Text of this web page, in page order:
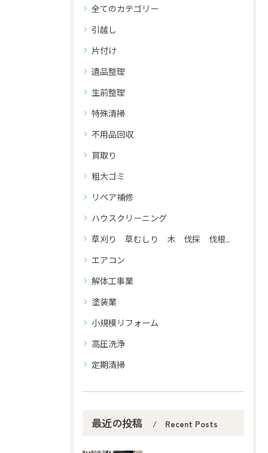
全てのカテゴリー
引越し
片付け
遺品整理
生前整理
特殊清掃
不用品回収
買取り
粗大ゴミ
リペア補修
ハウスクリーニング
草刈り 草むしり 木 伐採 伐根 剪定
エアコン
解体工事業
塗装業
小規模リフォーム
高圧洗浄
定期清掃
最近の投稿 Recent Posts